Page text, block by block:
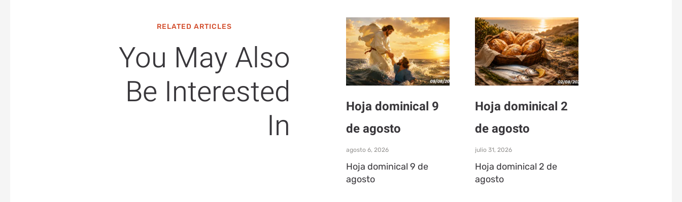
RELATED ARTICLES
You May Also
Be Interested
In
Hoja dominical 9
de agosto
agosto 6, 2026
Hoja dominical 9 de
agosto
Hoja dominical 2
de agosto
julio 31, 2026
Hoja dominical 2 de
agosto